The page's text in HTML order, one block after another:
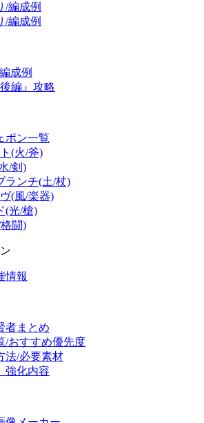
/編成例
/編成例
成例
編』攻略
ポン一覧
(火/斧)
/剣)
ランチ(土/杖)
(風/楽器)
(光/槍)
闘)
情報
者まとめ
/おすすめ優先度
法/必要素材
強化内容